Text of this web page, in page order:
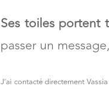
Ses toiles portent
passer un
J’ai contacté directement